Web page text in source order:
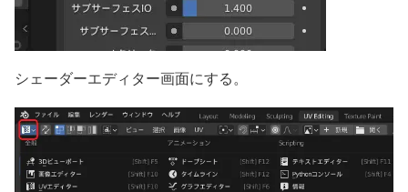
シェーダーエディター画面にする。